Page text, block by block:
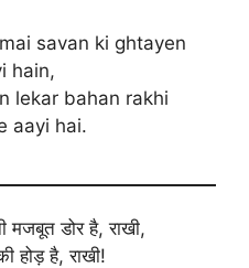
savan ki ghtayen
hain,
lekar bahan rakhi
aayi hai.
डोर है, राखी,
होड़ है, राखी!